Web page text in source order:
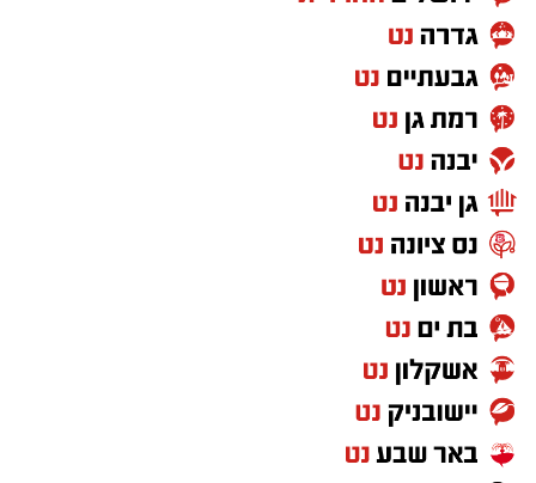
וילדים
לפרטים נוספים
והרשמה:
יש לכם מידע חשוב שטרם נחשף? צילומים מאירוע
חדשותי? מצאתם טעות בכתבה? נשמח שתשתפו
אותנו